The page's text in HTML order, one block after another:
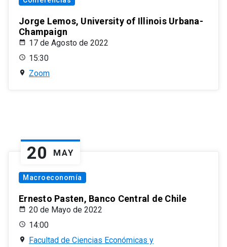
Jorge Lemos, University of Illinois Urbana-
Champaign
17 de Agosto de 2022
15:30
Zoom
20 MAY
Macroeconomía
Ernesto Pasten, Banco Central de Chile
20 de Mayo de 2022
14:00
Facultad de Ciencias Económicas y